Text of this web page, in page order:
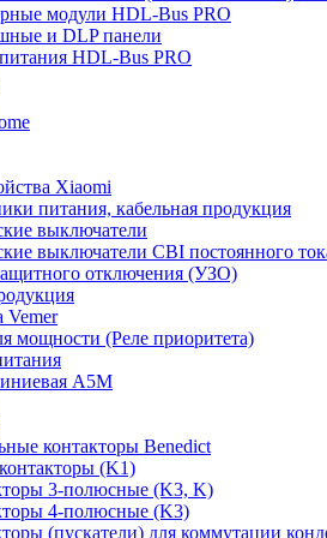
модули HDL-Bus PRO
и DLP панели
HDL-Bus PRO
Xiaomi
питания, кабельная продукция
выключатели
выключатели CBI постоянного
отключения (УЗО)
Vemer
мощности (Реле приоритета)
А5М
контакторы Benedict
(K1)
3-полюсные (K3, K)
4-полюсные (K3)
(пускатели) для коммутации